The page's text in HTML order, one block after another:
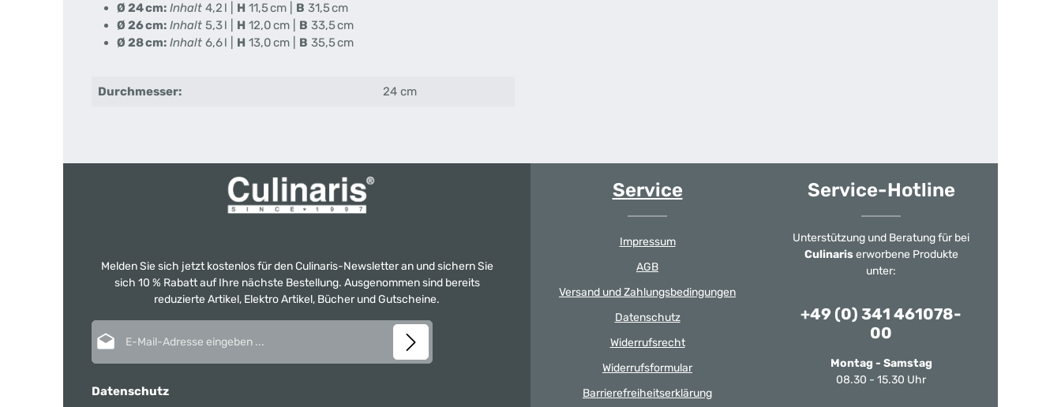
Ø 24 cm: Inhalt 4,2 l | H 11,5 cm | B 31,5 cm
Ø 26 cm: Inhalt 5,3 l | H 12,0 cm | B 33,5 cm
Ø 28 cm: Inhalt 6,6 l | H 13,0 cm | B 35,5 cm
Durchmesser: 24 cm
Melden Sie sich jetzt kostenlos für den Culinaris-Newsletter an und sichern Sie
sich 10 % Rabatt auf Ihre nächste Bestellung. Ausgenommen sind bereits
reduzierte Artikel, Elektro Artikel, Bücher und Gutscheine.
Datenschutz
Service
Impressum
AGB
Versand und Zahlungsbedingungen
Datenschutz
Widerrufsrecht
Widerrufsformular
Barrierefreiheitserklärung
Service-Hotline
Unterstützung und Beratung für bei
Culinariserworbene Produkte
unter:
+49 (0) 341 461078-
00
Montag - Samstag
08.30 - 15.30 Uhr